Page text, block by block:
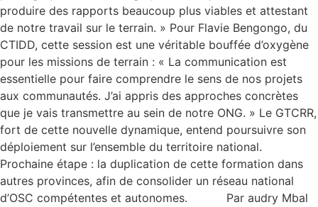
produire des rapports beaucoup plus viables et attestant
de notre travail sur le terrain. » Pour Flavie Bengongo, du
CTIDD, cette session est une véritable bouffée d’oxygène
pour les missions de terrain : « La communication est
essentielle pour faire comprendre le sens de nos projets
aux communautés. J’ai appris des approches concrètes
que je vais transmettre au sein de notre ONG. » Le GTCRR,
fort de cette nouvelle dynamique, entend poursuivre son
déploiement sur l’ensemble du territoire national.
Prochaine étape : la duplication de cette formation dans
autres provinces, afin de consolider un réseau national
d’OSC compétentes et autonomes. Par audry Mbal